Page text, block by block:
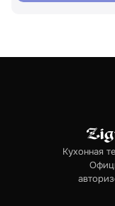
Кухонная